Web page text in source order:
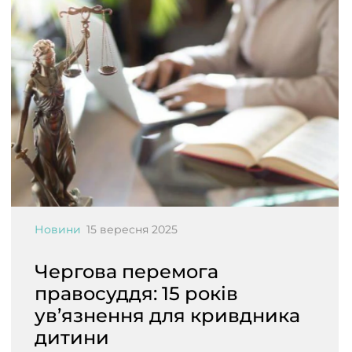
Чергова перемога
правосуддя: 15 років
ув’язнення для кривдника
дитини
Новини 15 вересня 2025